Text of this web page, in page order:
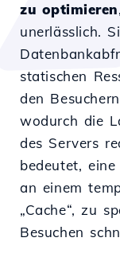
zu optimieren
unerlässlich.
statischen
den
wodurch die
des Servers
bedeutet,
an einem
„Cache“, zu
Besuchen